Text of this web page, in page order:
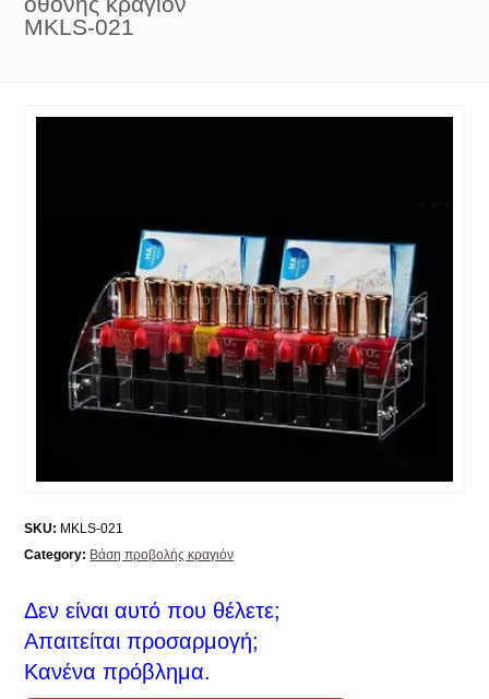
MKLS-021
SKU: MKLS-021
Category: Βάση προβολής κραγιόν
Δεν είναι αυτό που θέλετε;
Απαιτείται προσαρμογή;
Κανένα πρόβλημα.